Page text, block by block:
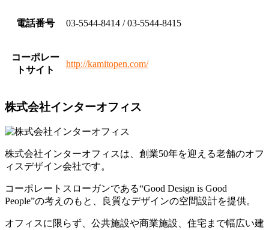
電話番号 03-5544-8414 / 03-5544-8415
コーポレー
トサイト
http://kamitopen.com/
株式会社インターオフィス
株式会社インターオフィスは、創業50年を迎える老舗のオフ
ィスデザイン会社です。
コーポレートスローガンである“Good Design is Good
People”の考えのもと、良質なデザインの空間設計を提供。
オフィスに限らず、公共施設や商業施設、住宅まで幅広い建